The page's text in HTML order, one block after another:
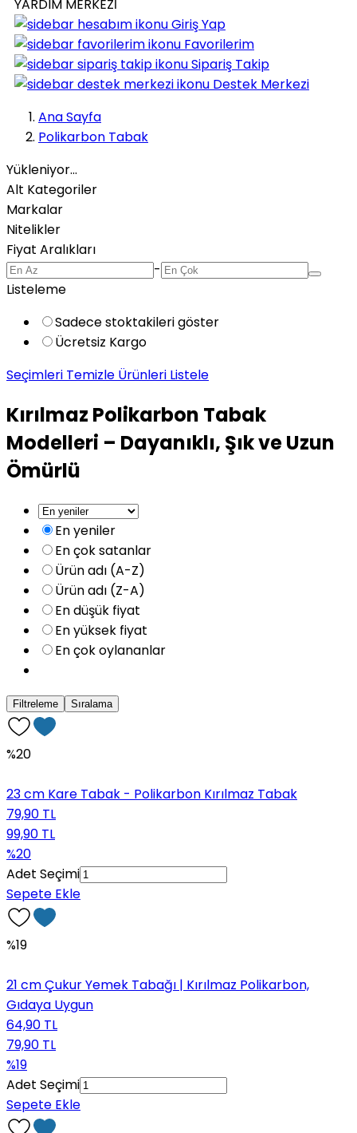
YARDIM MERKEZİ
Giriş Yap
Favorilerim
Sipariş Takip
Destek Merkezi
Ana Sayfa
Polikarbon Tabak
Yükleniyor...
Alt Kategoriler
Markalar
Nitelikler
Fiyat Aralıkları
-
Listeleme
Sadece stoktakileri göster
Ücretsiz Kargo
Seçimleri Temizle Ürünleri Listele
Kırılmaz Polikarbon Tabak
Modelleri – Dayanıklı, Şık ve Uzun
Ömürlü
En yeniler
En çok satanlar
Ürün adı (A-Z)
Ürün adı (Z-A)
En düşük fiyat
En yüksek fiyat
En çok oylananlar
Filtreleme Sıralama
%20
23 cm Kare Tabak - Polikarbon Kırılmaz Tabak
79,90 TL
99,90 TL
%20
Adet Seçimi
Sepete Ekle
%19
21 cm Çukur Yemek Tabağı | Kırılmaz Polikarbon,
Gıdaya Uygun
64,90 TL
79,90 TL
%19
Adet Seçimi
Sepete Ekle